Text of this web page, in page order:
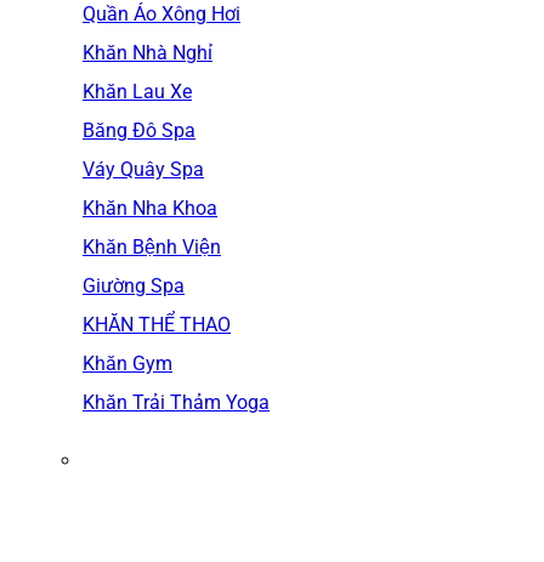
Quần Áo Xông Hơi
Khăn Nhà Nghỉ
Khăn Lau Xe
Băng Đô Spa
Váy Quây Spa
Khăn Nha Khoa
Khăn Bệnh Viện
Giường Spa
KHĂN THỂ THAO
Khăn Gym
Khăn Trải Thảm Yoga